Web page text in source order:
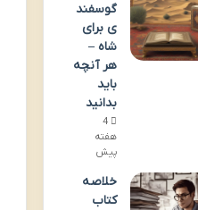
گوسفند
ی برای
شاه –
هر آنچه
باید
بدانید
4
هفته
پیش
خلاصه
کتاب